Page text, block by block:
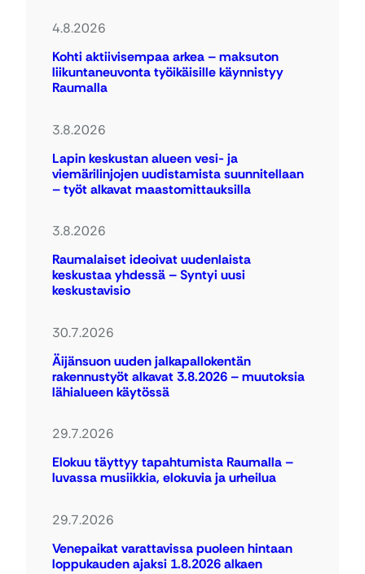
4.8.2026
Kohti aktiivisempaa arkea – maksuton
liikuntaneuvonta työikäisille käynnistyy
Raumalla
3.8.2026
Lapin keskustan alueen vesi- ja
viemärilinjojen uudistamista suunnitellaan
– työt alkavat maastomittauksilla
3.8.2026
Raumalaiset ideoivat uudenlaista
keskustaa yhdessä – Syntyi uusi
keskustavisio
30.7.2026
Äijänsuon uuden jalkapallokentän
rakennustyöt alkavat 3.8.2026 – muutoksia
lähialueen käytössä
29.7.2026
Elokuu täyttyy tapahtumista Raumalla –
luvassa musiikkia, elokuvia ja urheilua
29.7.2026
Venepaikat varattavissa puoleen hintaan
loppukauden ajaksi 1.8.2026 alkaen